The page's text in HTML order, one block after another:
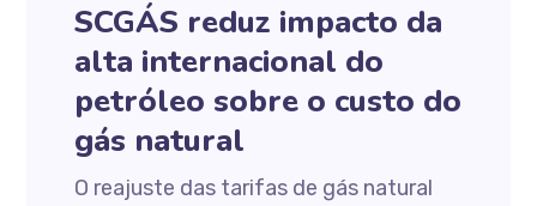
SCGÁS reduz impacto da
alta internacional do
petróleo sobre o custo do
gás natural
O reajuste das tarifas de gás natural